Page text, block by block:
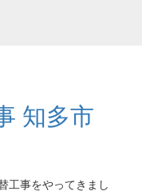
知多市
工事をやってきまし